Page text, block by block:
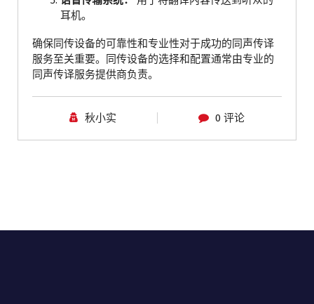
耳机。
确保同传设备的可靠性和专业性对于成功的同声传译
服务至关重要。同传设备的选择和配置通常由专业的
同声传译服务提供商负责。
秋小实 0 评论